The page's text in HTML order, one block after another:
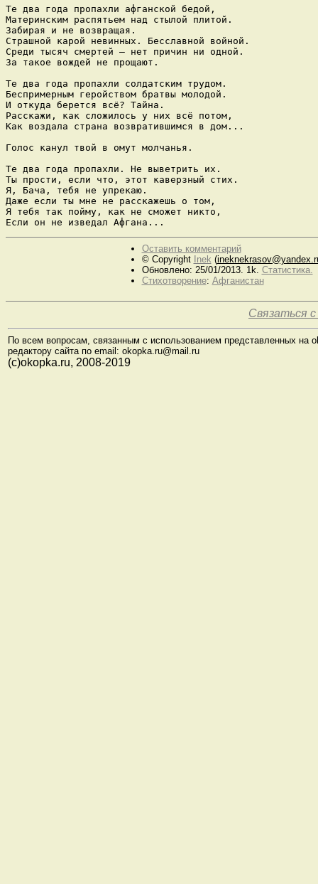
Те два года пропахли афганской бедой,
Материнским распятьем над стылой плитой.
Забирая и не возвращая.
Страшной карой невинных. Бесславной войной.
Среди тысяч смертей — нет причин ни одной.
За такое вождей не прощают.
Те два года пропахли солдатским трудом.
Беспримерным геройством братвы молодой.
И откуда берется всё? Тайна.
Расскажи, как сложилось у них всё потом,
Как воздала страна возвратившимся в дом...
Голос канул твой в омут молчанья.
Те два года пропахли. Не выветрить их.
Ты прости, если что, этот каверзный стих.
Я, Бача, тебя не упрекаю.
Даже если ты мне не расскажешь о том,
Я тебя так пойму, как не сможет никто,
Если он не изведал Афгана...
Оставить комментарий
© Copyright Inek (
Обновлено: 25/01/2013. 1k. Статистика.
Стихотворение: Афганистан
Связаться
По всем вопросам, связанным с использованием представленных на
редактору сайта по email: okopka.ru@mail.ru
(с)okopka.ru, 2008-2019